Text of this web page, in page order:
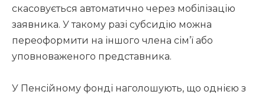
скасовується автоматично через мобілізацію
заявника. У такому разі субсидію можна
переоформити на іншого члена сім’ї або
уповноваженого представника.
У Пенсійному фонді наголошують, що однією з